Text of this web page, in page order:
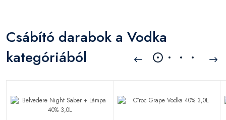
Csábító darabok a Vodka
kategóriából